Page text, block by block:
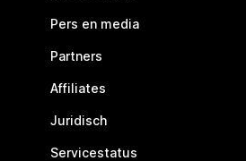
Pers en media
Partners
Affiliates
Juridisch
Servicestatus